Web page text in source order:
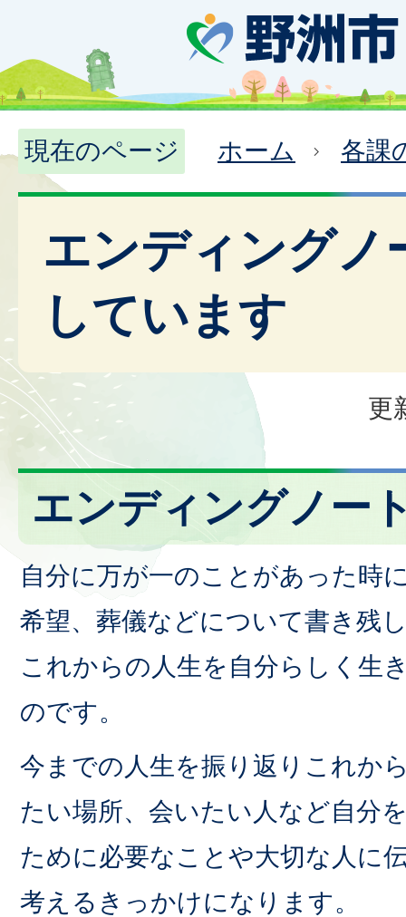
現在のページ ホーム 各課
エンディングノ
しています
更
エンディングノー
自分に万が一のことがあった時
希望、葬儀などについて書き残
これからの人生を自分らしく生
のです。
今までの人生を振り返りこれか
たい場所、会いたい人など自分
ために必要なことや大切な人に
考えるきっかけになります。